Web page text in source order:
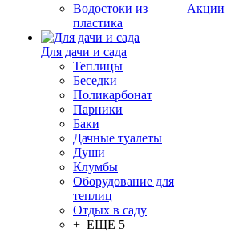
Водостоки из
пластика
Для дачи и сада
Теплицы
Беседки
Поликарбонат
Парники
Баки
Дачные туалеты
Души
Клумбы
Оборудование для
теплиц
Отдых в саду
+ ЕЩЕ 5
Акции